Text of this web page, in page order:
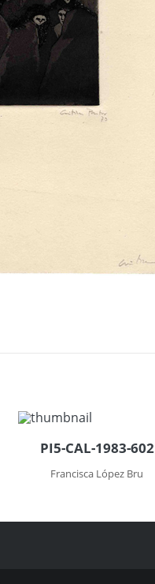
PI5-CAL-1983-602
Francisca López Bru